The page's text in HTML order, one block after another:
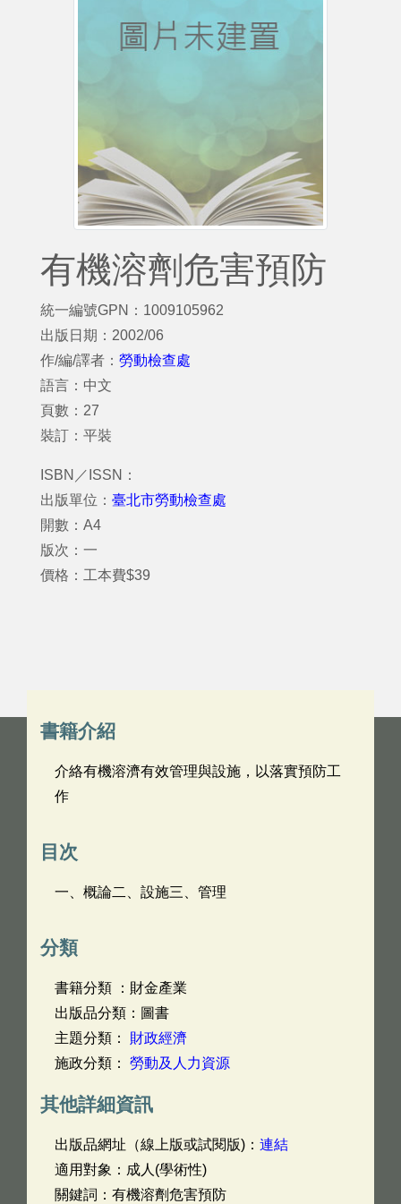
有機溶劑危害預防
統一編號GPN：1009105962
出版日期：2002/06
作/編/譯者： 勞動檢查處
語言：中文
頁數：27
裝訂：平裝
ISBN／ISSN：
出版單位： 臺北市勞動檢查處
開數：A4
版次：一
價格：工本費$39
書籍介紹
介絡有機溶濟有效管理與設施，以落實預防工
作
目次
一、概論二、設施三、管理
分類
書籍分類 ：財金產業
出版品分類：圖書
主題分類： 財政經濟
施政分類： 勞動及人力資源
其他詳細資訊
出版品網址（線上版或試閱版)： 連結
適用對象：成人(學術性)
關鍵詞：有機溶劑危害預防